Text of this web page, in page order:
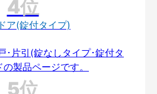
ア(錠付タイプ)